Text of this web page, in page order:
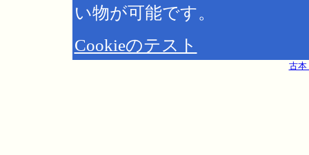
い物が可能です。
Cookieのテスト
古本